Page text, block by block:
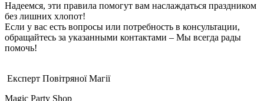
Надеемся, эти правила помогут вам наслаждаться праздником
без лишних хлопот!
Если у вас есть вопросы или потребность в консультации,
обращайтесь за указанными контактами – Мы всегда рады
помочь!
Експерт Повітряної Магії
Magic Party Shop